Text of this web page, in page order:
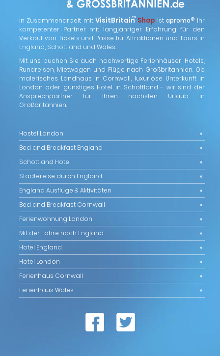
In Zusammenarbeit mitVisitBritain
™ Shop istapromo® Ihr
kompetenter Partner mit langjähriger Erfahrung für den
Verkauf von Tickets und Pässe für Attraktionen und Tours in
England, Schottland und Wales.
Mit uns buchen Sie auch hochwertige Ferienhäuser, Hotels,
Rundreisen, Mietwagen und Flüge nach Großbritannien. Ob
malerisches Landhaus in Cornwall, luxuriöse Unterkunft in
London oder günstiges Hotel in Schottland - wir sind der
Ansprechpartner für Ihren nächsten Urlaub in
Großbritannien.
Hostel London
Bed and Breakfast England
Schottland Hotel
Städtereise durch England
England Ausflüge & Aktivitäten
Bed and Breakfast Cornwall
Ferienwohnung London
Mit der Fähre nach England
Hotel England
Hotel London
Ferienhaus Cornwall
Ferienhaus Wales